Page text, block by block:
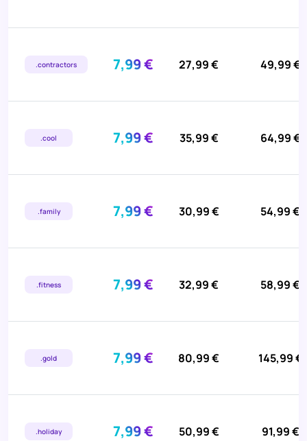
.contractors 7,99 € 27,99 € 49,99 €
.cool 7,99 € 35,99 € 64,99 €
.family 7,99 € 30,99 € 54,99 €
.fitness 7,99 € 32,99 € 58,99 €
.gold 7,99 € 80,99 € 145,99 €
.holiday 7,99 € 50,99 € 91,99 €